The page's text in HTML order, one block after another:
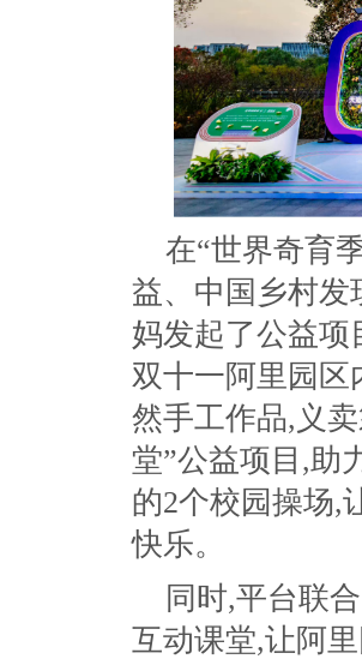
在“世界奇育
益、中国乡村发
妈发起了公益项
双十一阿里园区
然手工作品,义
堂”公益项目,助
的2个校园操场,
快乐。
同时,平台联
互动课堂,让阿